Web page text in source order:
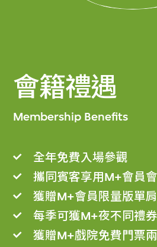
會籍禮遇
Membership Benefits
全年免費入場參觀
攜同賓客享用M+會員
獲贈M+會員限量版單
每季可獲M+夜不同禮
獲贈M+戲院免費門票